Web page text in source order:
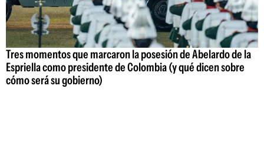
Tres momentos que marcaron la posesión de Abelardo de la
Espriella como presidente de Colombia (y qué dicen sobre
cómo será su gobierno)